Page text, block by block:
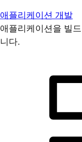
애플리케이션 개발
애플리케이션을 빌
니다.